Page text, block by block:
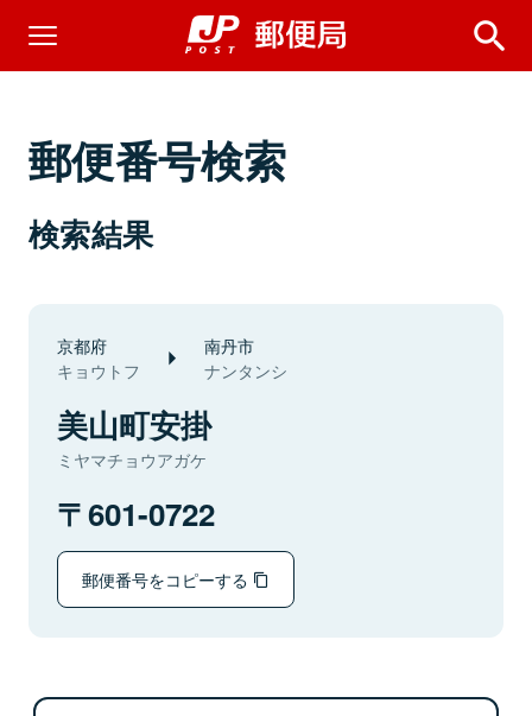
郵便番号検索
検索結果
京都府
キョウトフ
南丹市
ナンタンシ
美山町安掛
ミヤマチョウアガケ
601-0722
郵便番号をコピーする